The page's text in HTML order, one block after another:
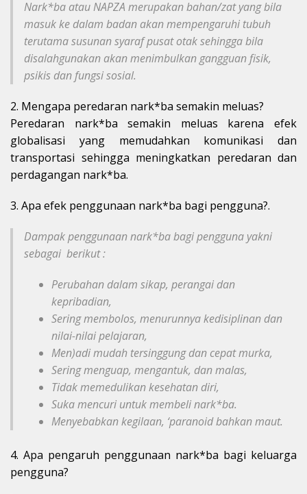
Nark*ba atau NAPZA merupakan bahan/zat yang bila
masuk ke dalam badan akan mempengaruhi tubuh
terutama susunan syaraf pusat otak sehingga bila
disalahgunakan akan menimbulkan gangguan fisik,
psikis dan fungsi sosial.
2. Mengapa peredaran nark*ba semakin meluas?
Peredaran nark*ba semakin meluas karena efek
globalisasi yang memudahkan komunikasi dan
transportasi sehingga meningkatkan peredaran dan
perdagangan nark*ba.
3. Apa efek penggunaan nark*ba bagi pengguna?.
Dampak penggunaan nark*ba bagi pengguna yakni
sebagai berikut :
Perubahan dalam sikap, perangai dan
kepribadian,
Sering membolos, menurunnya kedisiplinan dan
nilai-nilai pelajaran,
Men)adi mudah tersinggung dan cepat murka,
Sering menguap, mengantuk, dan malas,
Tidak memedulikan kesehatan diri,
Suka mencuri untuk membeli nark*ba.
Menyebabkan kegilaan, ‘paranoid bahkan maut.
4. Apa pengaruh penggunaan nark*ba bagi keluarga
pengguna?